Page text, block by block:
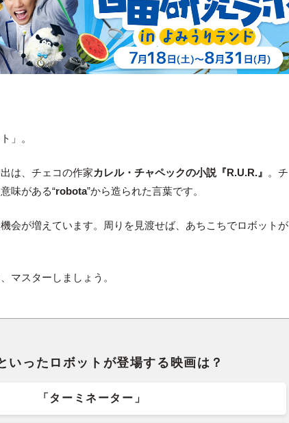
」。
は、チェコの作家カレル・チャペックの小説『R.U.R.』 。チ
味がある“robota”から造られた言葉です。
会が増えています。周りを見渡せば、あちこちでロボットが
マスターしましょう。
いったロボットが登場する映画は？
「ターミネーター」